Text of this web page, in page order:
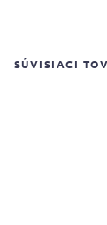
SÚVISIACI